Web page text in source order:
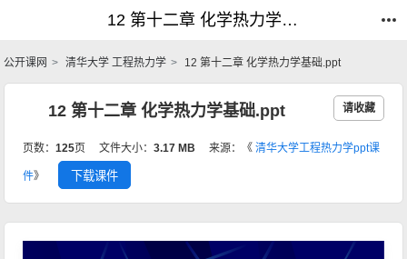
12 第十二章 化学热力学基础.ppt_工程热力学_公开课网
12 第十二章 化学热力学基础.ppt_工程热力学_公开课网
公开课网 清华大学 工程热力学 12 第十二章 化学热力学基础.ppt
12 第十二章 化学热力学基础.ppt 请收藏
页数：125页 文件大小：3.17 MB 来源：《清华大学工程热力学ppt课
件》 下载课件